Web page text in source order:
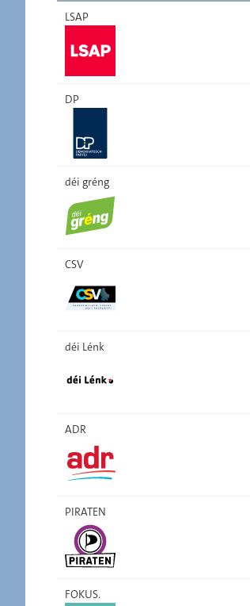
LSAP
DP
déi gréng
CSV
déi Lénk
ADR
PIRATEN
FOKUS.